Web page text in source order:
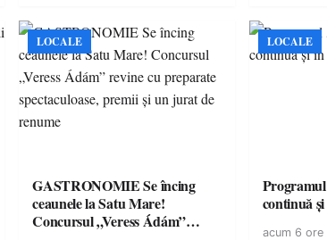
LOCALE
GASTRONOMIE Se încing
ceaunele la Satu Mare!
Concursul „Veress Ádám”
LOCALE
continuă
acum 6 ore